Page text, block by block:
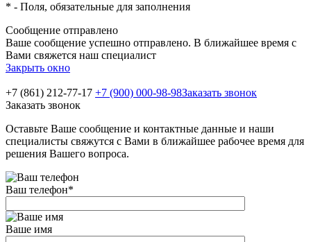
* - Поля, обязательные для заполнения
Сообщение отправлено
Ваше сообщение успешно отправлено. В ближайшее время с
Вами свяжется наш специалист
Закрыть окно
+7 (861) 212-77-17 +7 (900) 000-98-98Заказать звонок
Заказать звонок
Оставьте Ваше сообщение и контактные данные и наши
специалисты свяжутся с Вами в ближайшее рабочее время для
решения Вашего вопроса.
Ваш телефон*
Ваше имя